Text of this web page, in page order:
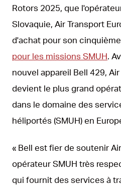
Rotors 2025, que
Slovaquie, Air Transport
d'achat pour son cinquième
pour les missions SMUH.
nouvel appareil Bell 429,
devient le plus grand
dans le domaine des
héliportés (SMUH) en
« Bell est fier de soutenir
opérateur SMUH très
qui fournit des services à